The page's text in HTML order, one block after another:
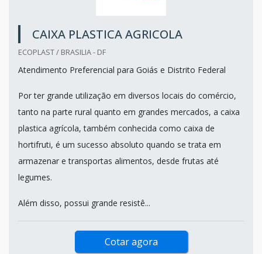
CAIXA PLASTICA AGRICOLA
ECOPLAST / BRASILIA - DF
Atendimento Preferencial para Goiás e Distrito Federal
Por ter grande utilização em diversos locais do comércio,
tanto na parte rural quanto em grandes mercados, a caixa
plastica agrícola, também conhecida como caixa de
hortifruti, é um sucesso absoluto quando se trata em
armazenar e transportas alimentos, desde frutas até
legumes.
Além disso, possui grande resistê...
Cotar agora